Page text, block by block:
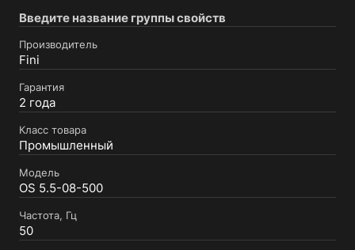
Введите название группы свойств
Производитель
Fini
Гарантия
2 года
Класс товара
Промышленный
Модель
OS 5.5-08-500
Частота, Гц
50